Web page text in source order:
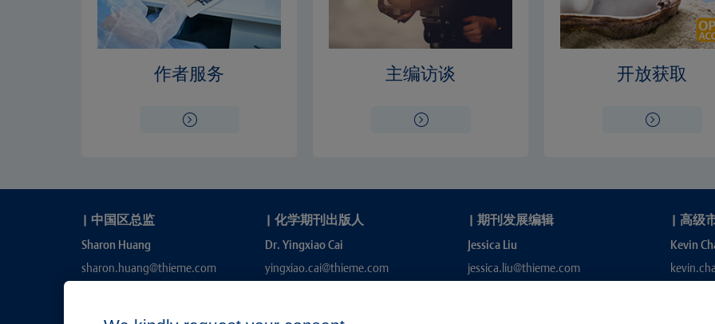
作者服务 主编访谈 开放获取
| 中国区总监
Sharon Huang
sharon.huang@thieme.com
| 化学期刊出版人
Dr. Yingxiao Cai
yingxiao.cai@thieme.com
| 期刊发展编辑
Jessica Liu
jessica.liu@thieme.com
| 高级
Kevin